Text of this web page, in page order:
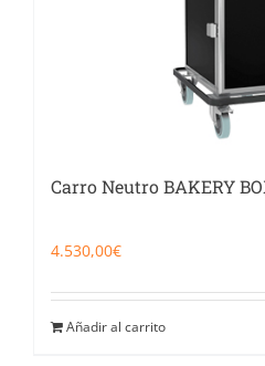
Carro Neutro BAKERY
4.530,00€
Añadir al carrito